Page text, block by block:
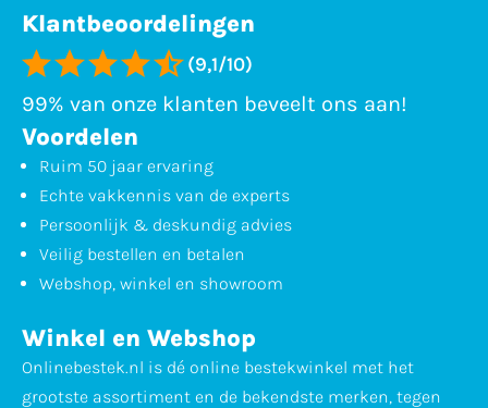
Klantbeoordelingen
(9,1/10)
99% van onze klanten beveelt ons aan!
Voordelen
Ruim 50 jaar ervaring
Echte vakkennis van de experts
Persoonlijk & deskundig advies
Veilig bestellen en betalen
Webshop, winkel en showroom
Winkel en Webshop
Onlinebestek.nl is dé online bestekwinkel met het
grootste assortiment en de bekendste merken, tegen